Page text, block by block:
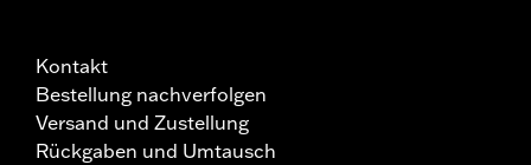
Kontakt
Bestellung nachverfolgen
Versand und Zustellung
Rückgaben und Umtausch